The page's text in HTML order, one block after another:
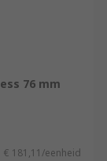
76 mm
€ 181,11/eenheid